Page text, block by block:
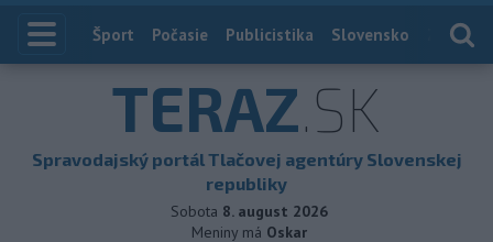
Index
Šport Počasie Publicistika Slovensko
TERAZ.SK
Spravodajský portál Tlačovej agentúry Slovenskej
republiky
Sobota 8. august 2026
Meniny má Oskar